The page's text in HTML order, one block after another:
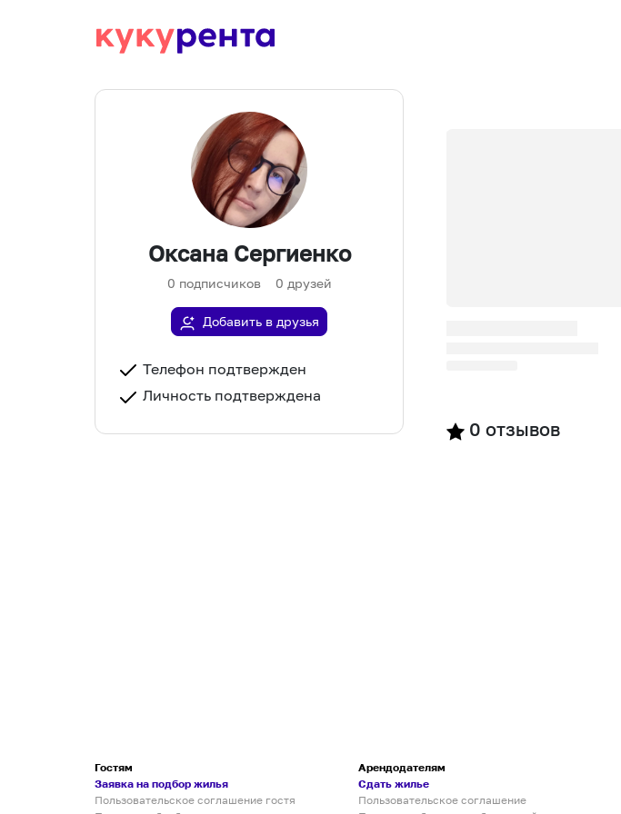
Оксана Сергиенко
0 подписчиков 0 друзей
Добавить в друзья
Телефон подтвержден
Личность подтверждена
0 отзывов
Гостям
Заявка на подбор жилья
Пользовательское соглашение гостя
Арендодателям
Сдать жилье
Пользовательское соглашение